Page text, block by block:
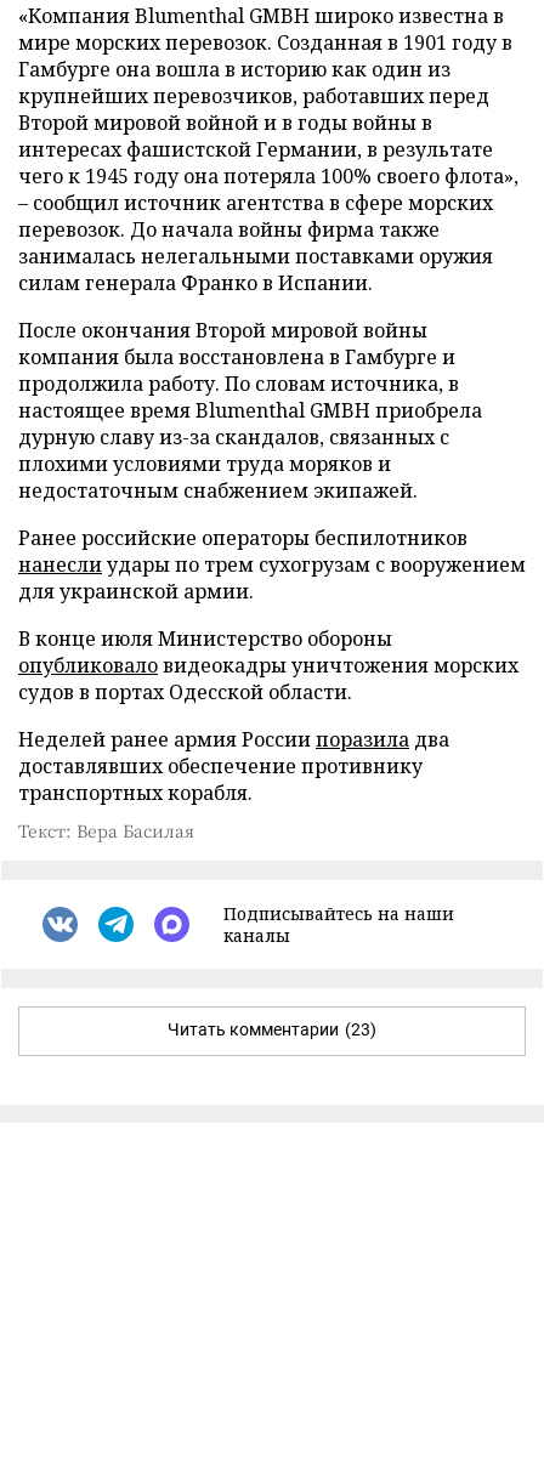
«Компания Blumenthal GMBH широко известна в
мире морских перевозок. Созданная в 1901 году в
Гамбурге она вошла в историю как один из
крупнейших перевозчиков, работавших перед
Второй мировой войной и в годы войны в
интересах фашистской Германии, в результате
чего к 1945 году она потеряла 100% своего флота»,
– сообщил источник агентства в сфере морских
перевозок. До начала войны фирма также
занималась нелегальными поставками оружия
силам генерала Франко в Испании.
После окончания Второй мировой войны
компания была восстановлена в Гамбурге и
продолжила работу. По словам источника, в
настоящее время Blumenthal GMBH приобрела
дурную славу из-за скандалов, связанных с
плохими условиями труда моряков и
недостаточным снабжением экипажей.
Ранее российские операторы беспилотников
нанеслиудары по трем сухогрузам с вооружением
для украинской армии.
В конце июля Министерство обороны
опубликоваловидеокадры уничтожения морских
судов в портах Одесской области.
Неделей ранее армия Россиипоразила два
доставлявших обеспечение противнику
транспортных корабля.
Текст: Вера Басилая
Подписывайтесь на наши
каналы
Читать комментарии (23)